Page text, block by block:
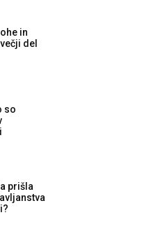
in
del
so
prišla